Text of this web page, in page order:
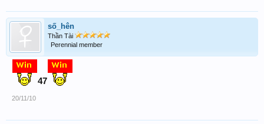
số_hên
Thần Tài
Perennial member
47
20/11/10